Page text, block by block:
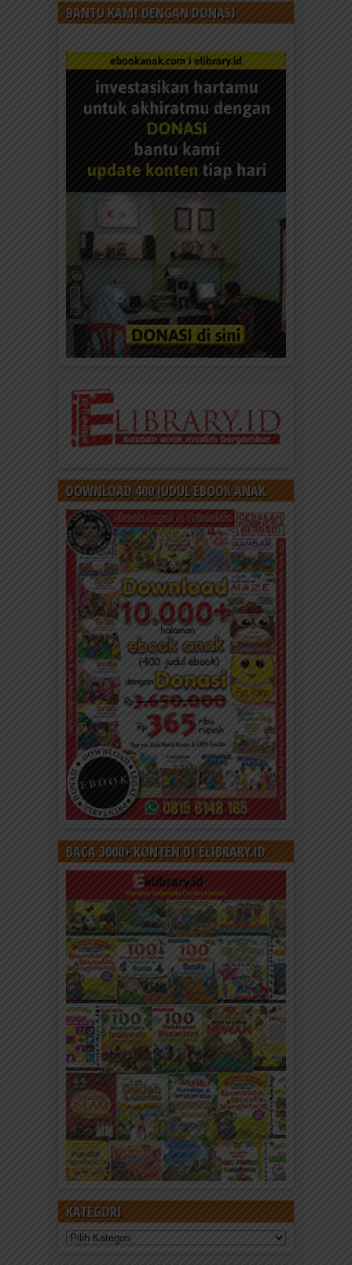
BANTU KAMI DENGAN DONASI
DOWNLOAD 400 JUDUL EBOOK ANAK
BACA 3000+ KONTEN DI ELIBRARY.ID
KATEGORI
Kategori